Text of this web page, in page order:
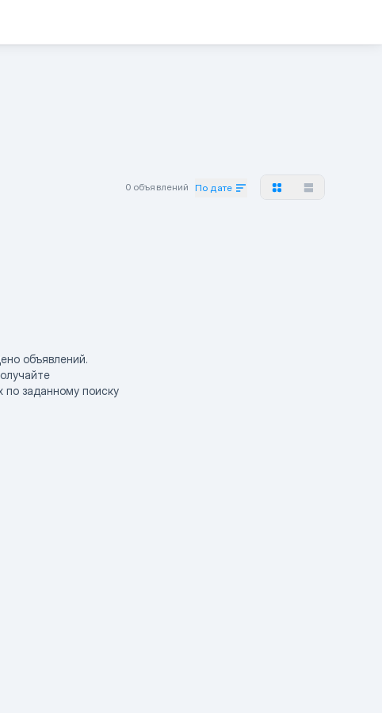
0 объявлений По дате
объявлений.
по заданному поиску